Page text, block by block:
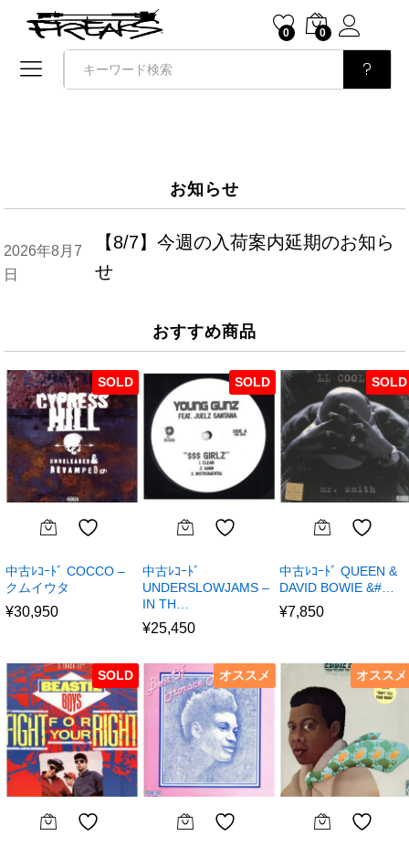
0 0
お知らせ
【8/7】今週の入荷案内延期のお知ら
せ
2026年8月7
日
おすすめ商品
SOLD
中古ﾚｺｰﾄﾞ COCCO –
クムイウタ
¥30,950
SOLD
中古ﾚｺｰﾄﾞ
UNDERSLOWJAMS –
IN TH…
¥25,450
SOLD
中古ﾚｺｰﾄﾞ QUEEN &
DAVID BOWIE &#…
¥7,850
SOLD オススメ オススメ